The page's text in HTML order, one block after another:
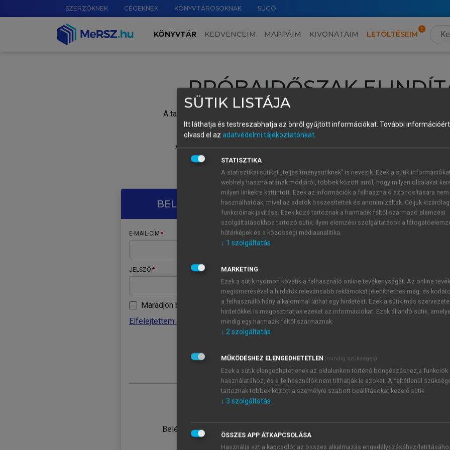
SZERZŐKNEK CÉGEKNEK KÖNYVTÁROSOKNAK SÚGÓ
KÖNYVTÁR KEDVENCEIM MAPPÁIM KIVONATAIM LETÖLTÉSEIM
PRÓBAIDŐSZAK
A tartalom megtekintéséhez lépj be a saját fiókoddal, iskolai azonosítóddal vagy
Új felhasználóként1 óra díjmentes hozzáférésrevagy
A próbaidőszak elindításához,
vagy hozz
A regisztráció után a
BELÉPÉS SAJÁT FIÓKKAL
E-MAIL-CÍM
JELSZÓ
Maradjon belépve
Elfelejtettem a jelszavamat
Belépés intézményi azonosítóval
ÚJ FIÓK
1 óra
JELSZÓ
Kérek értesítést a MeRSZ
Kérek értesítést az
SÜTIK LISTÁJA
Itt láthatja és testreszabhatja az önről gyűjtött információkat. További
olvasd el az adatvédelmi tájékoztatónkat.
STATISZTIKA
A statisztikai sütiket „teljesítménysütiknek” is nevezik. Ezek a sütik
webhely használatának módjáról, többek között arról, hogy milyen oldalakat
milyen linkekre kattintott. Ezek az információk a felhasználó azonosítására nem
használhatóak, mivel az adatok összesítettek és anonimizáltak. Céljuk
funkcióinak javítása. Ezek közé tartoznak a harmadik féltől származó elemzési
szolgáltatásokhoz tartozó sütik; ilyen elemzési szolgáltatások a
hőtérképek és a közösségi médiaanalitika.
↓ 1 szolgáltatás
MARKETING
Ezek a sütik nyomon követik a felhasználó online tevékenységét. Az online
megismerésével a hirdetők relevánsabb reklámokat jeleníthetnek meg, és
a felhasználó hány alkalommal láthat egy hirdetést. Ezek a sütik más
hirdetőkkel is megoszthatják ezeket az információkat. Ezek állandó sütik,
mindig egy harmadik féltől származnak.
↓ 2szolgáltatás
MŰKÖDÉSHEZ ELENGEDHETETLEN (mindig szükséges)
Ezek a sütik elengedhetetlenek az oldalunkon történő böngészéshez,a funkciók
használatához, és a felhasználók nem tilthatják le azokat. A feltétlenül
tartoznak többek között a személyre szabott beállításokat kezelő sütik.
↓ 3 szolgáltatás
ÖSSZES APP ÁTKAPCSOLÁSA
Használja ezt a kapcsolót az összes alkalmazás engedélyezéséhez/